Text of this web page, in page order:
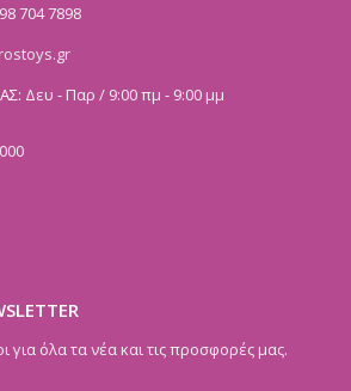
704 7898
Δευ - Παρ / 9:00 πμ - 9:00 μμ
για όλα τα νέα και τις προσφορές μας.